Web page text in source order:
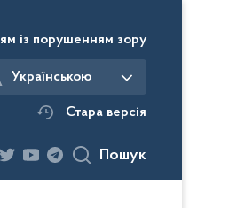
із порушенням зору
Українською
Стара версія
Пошук